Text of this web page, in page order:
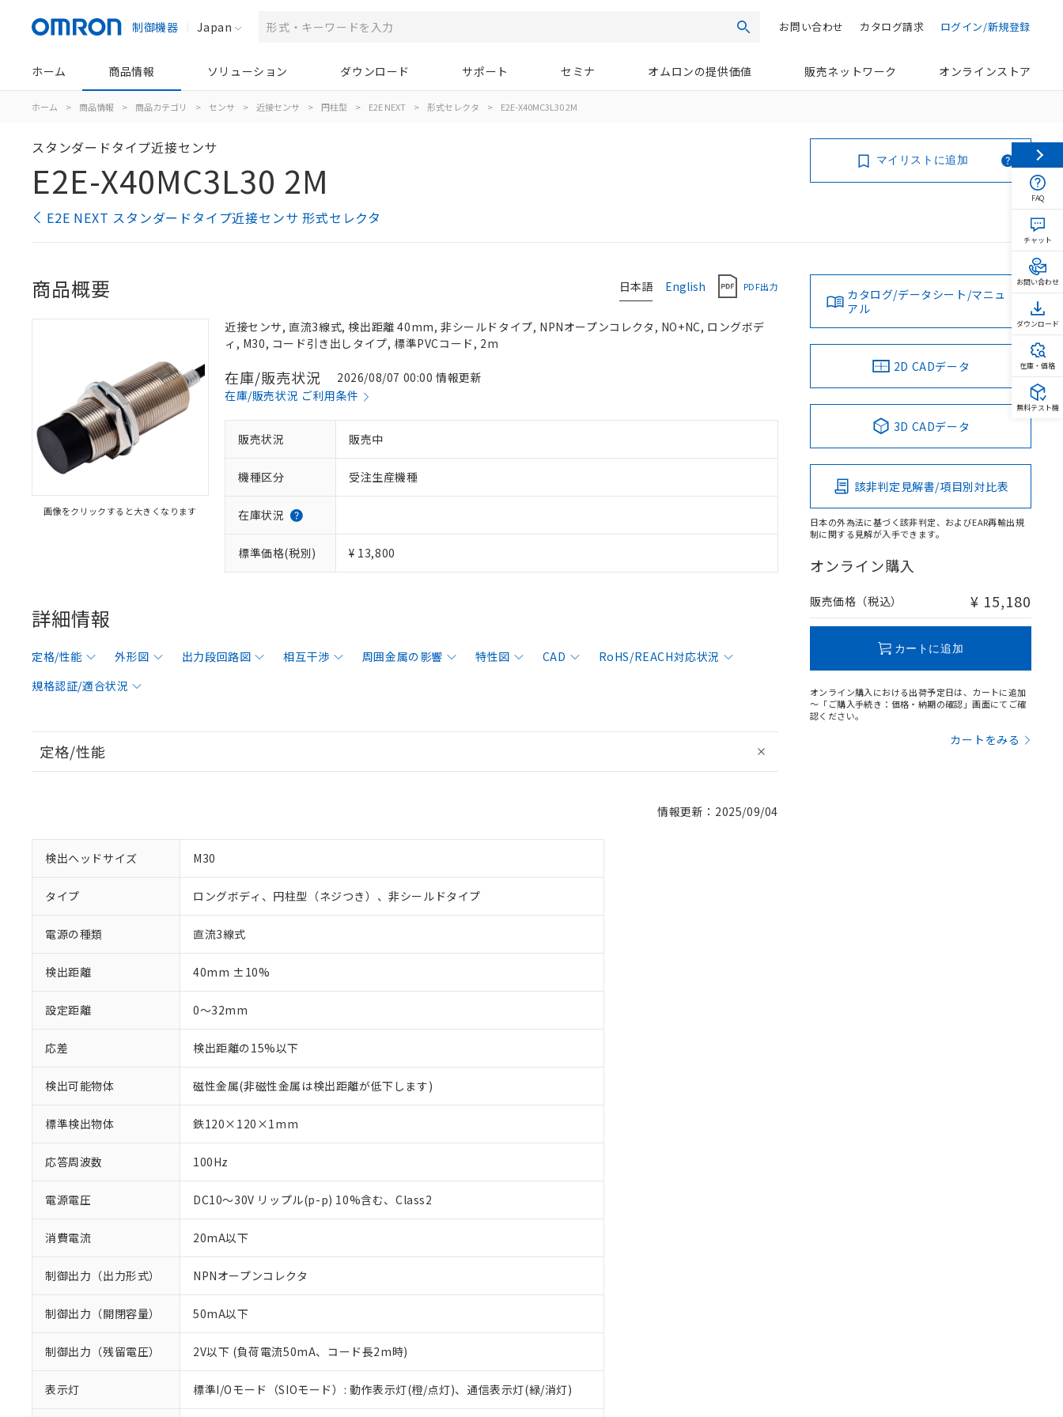
制御機器 Japan 検索 ログイン/新規登録
カタログ請求
お問い合わせ
ホーム 商品情報 ソリューション ダウンロード サポート セミナ オムロンの提供価値 販売ネットワーク オンラインストア
ホーム > 商品情報 > 商品カテゴリ > センサ > 近接センサ > 円柱型 > E2E NEXT > 形式セレクタ > E2E-X40MC3L30 2M
スタンダードタイプ近接センサ
E2E-X40MC3L30 2M
E2E NEXT スタンダードタイプ近接センサ 形式セレクタ
マイリストに追加
日本語 English PDF出力
商品概要
画像をクリックすると大きくなります
近接センサ, 直流3線式, 検出距離 40mm, 非シールドタイプ, NPNオープンコレクタ, NO+NC, ロングボデ
ィ, M30, コード引き出しタイプ, 標準PVCコード, 2m
在庫/販売状況
2026/08/07 00:00 情報更新
在庫/販売状況 ご利用条件
販売状況 販売中
機種区分 受注生産機種
在庫状況
標準価格(税別) ¥ 13,800
詳細情報
定格/性能 外形図 出力段回路図 相互干渉 周囲金属の影響 特性図 CAD
RoHS/REACH対応状況
規格認証/適合状況
定格/性能
情報更新：2025/09/04
検出ヘッドサイズ M30
タイプ ロングボディ、円柱型（ネジつき）、非シールドタイプ
電源の種類 直流3線式
検出距離 40mm ±10%
設定距離 0～32mm
応差 検出距離の15%以下
検出可能物体 磁性金属(非磁性金属は検出距離が低下します)
標準検出物体 鉄120×120×1mm
応答周波数 100Hz
電源電圧 DC10～30V リップル(p-p) 10%含む、Class2
消費電流 20mA以下
制御出力（出力形式） NPNオープンコレクタ
制御出力（開閉容量） 50mA以下
制御出力（残留電圧） 2V以下 (負荷電流50mA、コード長2m時)
表示灯 標準I/Oモード（SIOモード）: 動作表示灯(橙/点灯)、通信表示灯(緑/消灯)
カタログ/データシート/マニュ
アル
2D CADデータ
3D CADデータ
該非判定見解書/項目別対比表
日本の外為法に基づく該非判定、およびEAR再輸出規
制に関する見解が入手できます。
オンライン購入
販売価格（税込） ¥ 15,180
カートに追加
オンライン購入における出荷予定日は、カートに追加
～「ご購入手続き：価格・納期の確認」画面にてご確
認ください。
カートをみる
※1 対応状況
対応予定：EU RoHS指令（10物質）の非含有に対応した製品に切り替える予定のある商品です。
対応予定なし：EU RoHS指令（10物質）の非含有に非対応の商品で、対応品を出す予定はありません。
FAQ
チャット
お問い合わせ
ダウンロード
在庫・価格
無料テスト機